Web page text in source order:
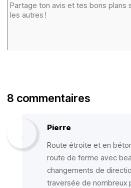
8 commentaires
Pierre
Route étroite et en
route de ferme avec
changements de
traversée de nombreux